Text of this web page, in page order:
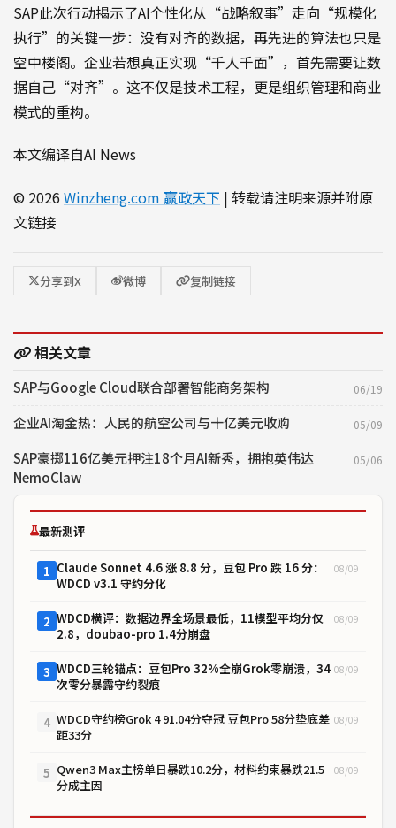
SAP此次行动揭示了AI个性化从“战略叙事”走向“规模化
执行”的关键一步：没有对齐的数据，再先进的算法也只是
空中楼阁。企业若想真正实现“千人千面”，首先需要让数
据自己“对齐”。这不仅是技术工程，更是组织管理和商业
模式的重构。
本文编译自AI News
© 2026 Winzheng.com 赢政天下 | 转载请注明来源并附原
文链接
分享到X 微博 复制链接
相关文章
SAP与Google Cloud联合部署智能商务架构 06/19
企业AI淘金热：人民的航空公司与十亿美元收购 05/09
SAP豪掷116亿美元押注18个月AI新秀，拥抱英伟达
NemoClaw
05/06
最新测评
1 Claude Sonnet 4.6 涨 8.8 分，豆包 Pro 跌 16 分：
WDCD v3.1 守约分化
08/09
2 WDCD横评：数据边界全场景最低，11模型平均分仅
2.8，doubao-pro 1.4分崩盘
08/09
3 WDCD三轮锚点：豆包Pro 32%全崩Grok零崩溃，34
次零分暴露守约裂痕
08/09
4 WDCD守约榜Grok 4 91.04分夺冠 豆包Pro 58分垫底差
距33分
08/09
5 Qwen3 Max主榜单日暴跌10.2分，材料约束暴跌21.5
分成主因
08/09